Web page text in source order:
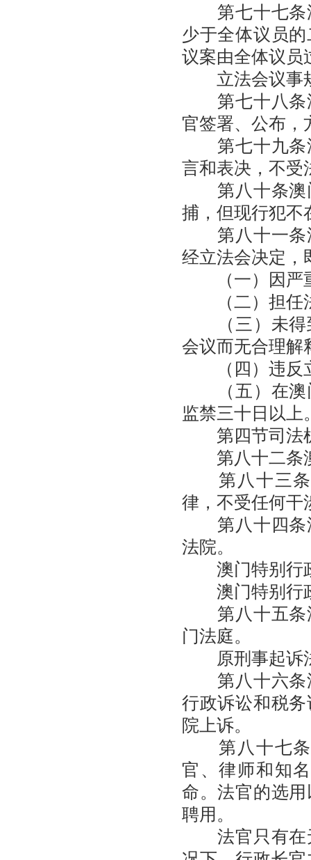
第七十七条澳
少于全体议员
议案由全体议员
立法会议事规
第七十八条澳
官签署、公布，
第七十九条澳
言和表决，不受
第八十条澳门
捕，但现行犯不
第八十一条澳
经立法会决定，
（一）因严重
（二）担任法
（三）未得到
会议而无合理解
（四）违反
（五）在澳门
监禁三十日以上
第四节司法
第八十二条澳
第八十三条
律，不受任何干
第八十四条澳
法院。
澳门特别行政
澳门特别行政
第八十五条澳
门法庭。
原刑事起诉
第八十六条澳
行政诉讼和税
院上诉。
第八十七条
官、律师和知
命。法官的选
聘用。
法官只有在无